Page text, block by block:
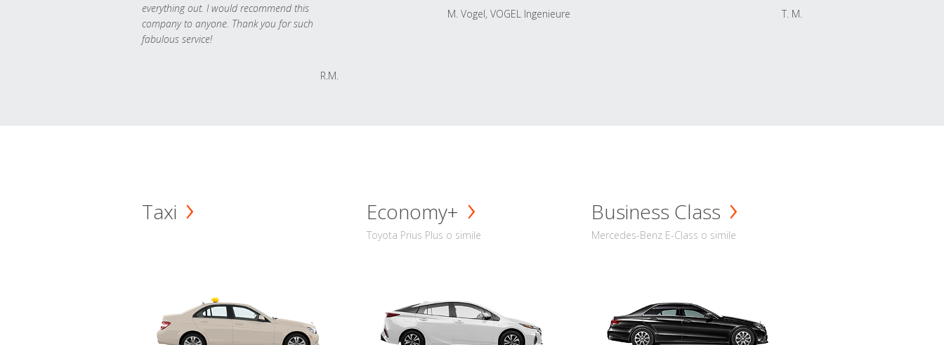
everything out. I would recommend this
company to anyone. Thank you for such
fabulous service!
R.M.
M. Vogel, VOGEL Ingenieure T. M.
Taxi Economy+
Toyota Prius Plus o simile
Business Class
Mercedes-Benz E-Class o simile